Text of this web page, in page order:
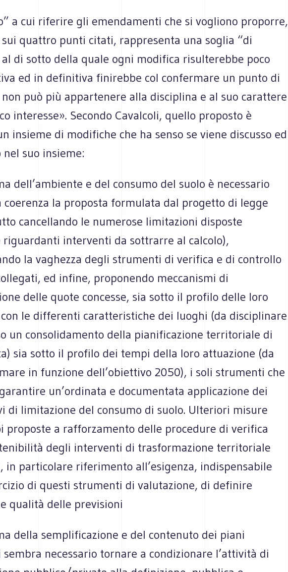
a cui riferire gli emendamenti che si vogliono proporre,
quattro punti citati, rappresenta una soglia “di
di sotto della quale ogni modifica risulterebbe poco
ed in definitiva finirebbe col confermare un punto di
può più appartenere alla disciplina e al suo carattere
interesse». Secondo Cavalcoli, quello proposto è
insieme di modifiche che ha senso se viene discusso ed
nel suo insieme:
dell’ambiente e del consumo del suolo è necessario
coerenza la proposta formulata dal progetto di legge
cancellando le numerose limitazioni disposte
riguardanti interventi da sottrarre al calcolo),
la vaghezza degli strumenti di verifica e di controllo
ed infine, proponendo meccanismi di
delle quote concesse, sia sotto il profilo delle loro
le differenti caratteristiche dei luoghi (da disciplinare
un consolidamento della pianificazione territoriale di
sia sotto il profilo dei tempi della loro attuazione (da
in funzione dell’obiettivo 2050), i soli strumenti che
un’ordinata e documentata applicazione dei
di limitazione del consumo di suolo. Ulteriori misure
proposte a rafforzamento delle procedure di verifica
degli interventi di trasformazione territoriale
in particolare riferimento all’esigenza, indispensabile
di questi strumenti di valutazione, di definire
qualità delle previsioni
della semplificazione e del contenuto dei piani
sembra necessario tornare a condizionare l’attività di